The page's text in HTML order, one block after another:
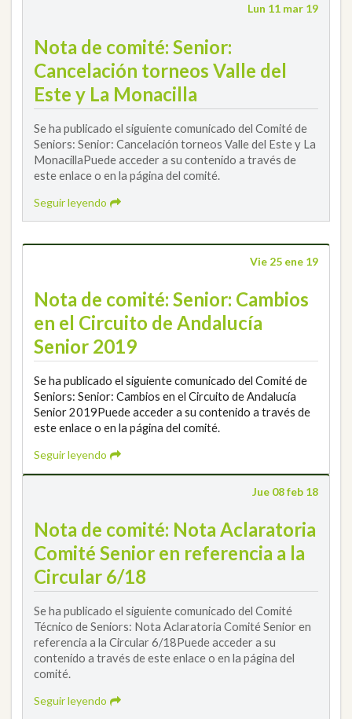
Lun 11 mar 19
Nota de comité: Senior:
Cancelación torneos Valle del
Este y La Monacilla
Se ha publicado el siguiente comunicado del Comité de
Seniors: Senior: Cancelación torneos Valle del Este y La
MonacillaPuede acceder a su contenido a través de
este enlace o en la página del comité.
Seguir leyendo
Vie 25 ene 19
Nota de comité: Senior: Cambios
en el Circuito de Andalucía
Senior 2019
Se ha publicado el siguiente comunicado del Comité de
Seniors: Senior: Cambios en el Circuito de Andalucía
Senior 2019Puede acceder a su contenido a través de
este enlace o en la página del comité.
Seguir leyendo
Jue 08 feb 18
Nota de comité: Nota Aclaratoria
Comité Senior en referencia a la
Circular 6/18
Se ha publicado el siguiente comunicado del Comité
Técnico de Seniors: Nota Aclaratoria Comité Senior en
referencia a la Circular 6/18Puede acceder a su
contenido a través de este enlace o en la página del
comité.
Seguir leyendo